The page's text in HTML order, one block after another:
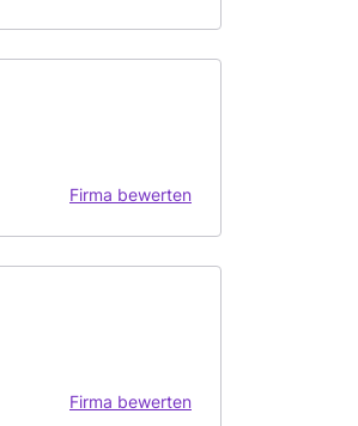
Firma bewerten
Firma bewerten